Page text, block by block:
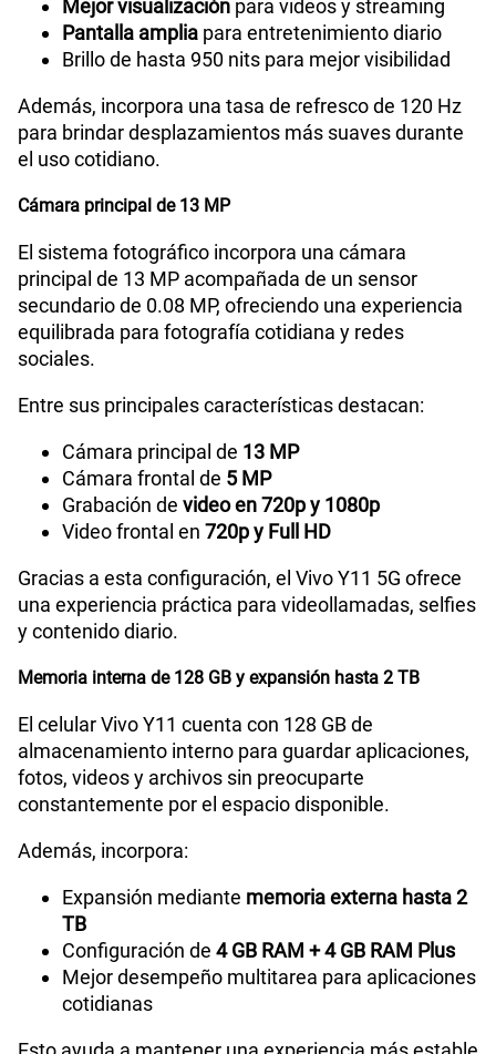
Mejor visualización para videos y streaming
Pantalla amplia para entretenimiento diario
Brillo de hasta 950 nits para mejor visibilidad
Además, incorpora una tasa de refresco de 120 Hz
para brindar desplazamientos más suaves durante
el uso cotidiano.
Cámara principal de 13 MP
El sistema fotográfico incorpora una cámara
principal de 13 MP acompañada de un sensor
secundario de 0.08 MP, ofreciendo una experiencia
equilibrada para fotografía cotidiana y redes
sociales.
Entre sus principales características destacan:
Cámara principal de 13 MP
Cámara frontal de 5 MP
Grabación de video en 720p y 1080p
Video frontal en 720p y Full HD
Gracias a esta configuración, el Vivo Y11 5G ofrece
una experiencia práctica para videollamadas, selfies
y contenido diario.
Memoria interna de 128 GB y expansión hasta 2 TB
El celular Vivo Y11 cuenta con 128 GB de
almacenamiento interno para guardar aplicaciones,
fotos, videos y archivos sin preocuparte
constantemente por el espacio disponible.
Además, incorpora:
Expansión mediante memoria externa hasta 2
TB
Configuración de 4 GB RAM + 4 GB RAM Plus
Mejor desempeño multitarea para aplicaciones
cotidianas